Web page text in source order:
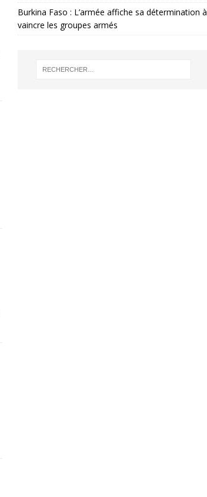
Burkina Faso : L’armée affiche sa détermination à
vaincre les groupes armés